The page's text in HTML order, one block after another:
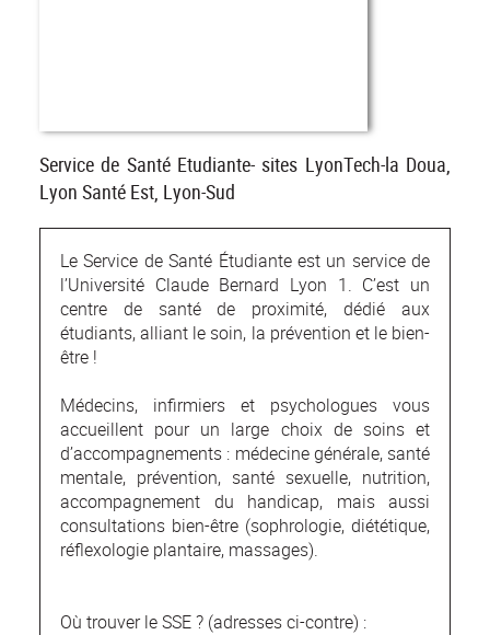
Service de Santé Etudiante- sites LyonTech-la Doua,
Lyon Santé Est, Lyon-Sud
Le Service de Santé Étudiante est un service de
l’Université Claude Bernard Lyon 1. C’est un
centre de santé de proximité, dédié aux
étudiants, alliant le soin, la prévention et le bien-
être !
Médecins, infirmiers et psychologues vous
accueillent pour un large choix de soins et
d’accompagnements : médecine générale, santé
mentale, prévention, santé sexuelle, nutrition,
accompagnement du handicap, mais aussi
consultations bien-être (sophrologie, diététique,
réflexologie plantaire, massages).
Où trouver le SSE ? (adresses ci-contre) :